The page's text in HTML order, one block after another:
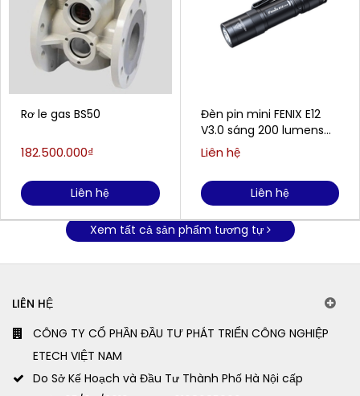
Rơ le gas BS50
182.500.000₫
Liên hệ
Đèn pin mini FENIX E12
V3.0 sáng 200 lumens
chiếu xa 78m
Liên hệ
Liên hệ
Xem tất cả sản phẩm tương tự
LIÊN HỆ
CÔNG TY CỔ PHẦN ĐẦU TƯ PHÁT TRIỂN CÔNG NGHIỆP
ETECH VIỆT NAM
Do Sở Kế Hoạch và Đầu Tư Thành Phố Hà Nội cấp